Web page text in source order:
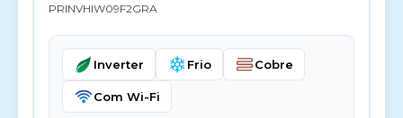
PRINVHIW09F2GRA
Inverter Frio Cobre
Com Wi-Fi